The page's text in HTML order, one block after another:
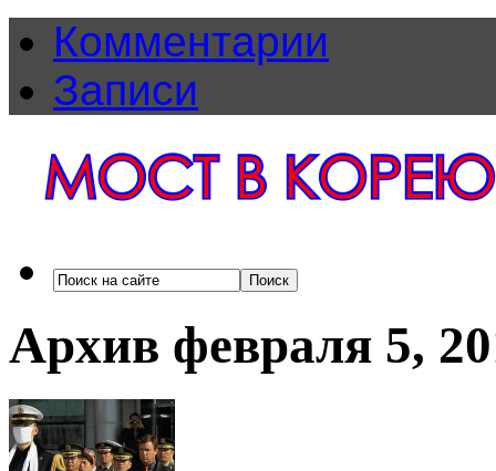
Комментарии
Записи
Архив февраля 5,